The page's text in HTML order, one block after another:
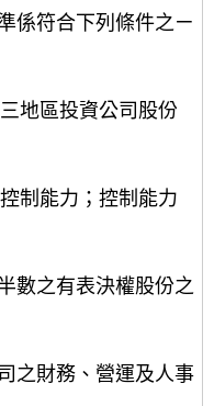
係符合下列條件之ㄧ
地區投資公司股份
制能力；控制能力
數之有表決權股份之
之財務、營運及人事